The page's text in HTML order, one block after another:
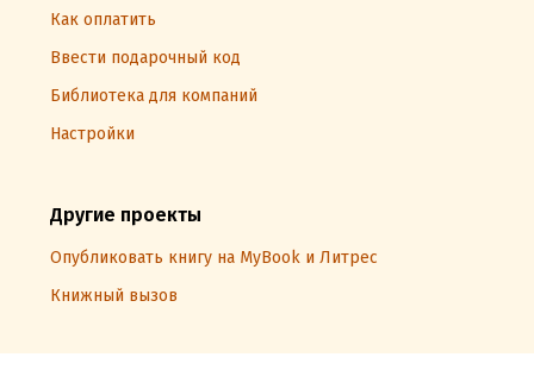
Как оплатить
Ввести подарочный код
Библиотека для компаний
Настройки
Другие проекты
Опубликовать книгу на MyBook и Литрес
Книжный вызов